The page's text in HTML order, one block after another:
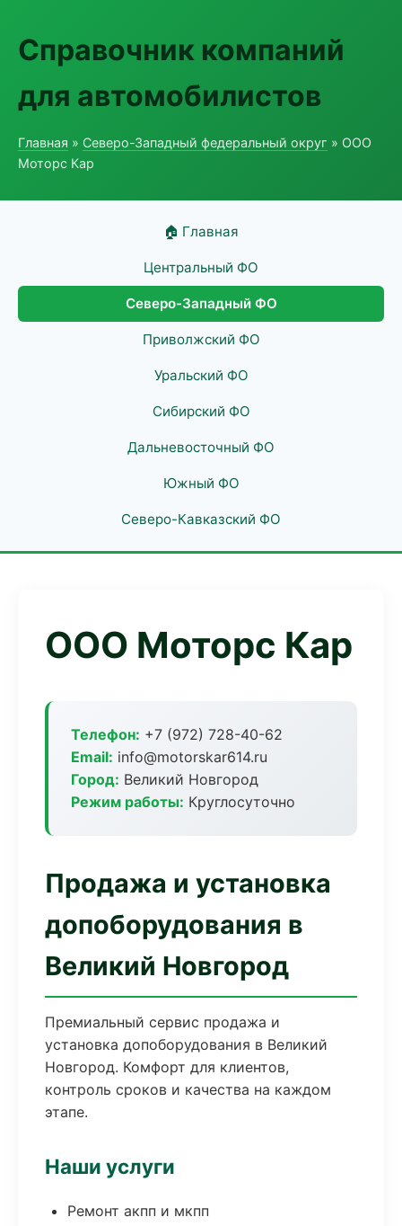
Справочник компаний
для автомобилистов
Главная » Северо-Западный федеральный округ » ООО
Моторс Кар
🏠 Главная
Центральный ФО
Северо-Западный ФО
Приволжский ФО
Уральский ФО
Сибирский ФО
Дальневосточный ФО
Южный ФО
Северо-Кавказский ФО
ООО Моторс Кар
Телефон: +7 (972) 728-40-62
Email: info@motorskar614.ru
Город: Великий Новгород
Режим работы: Круглосуточно
Продажа и установка
допоборудования в
Великий Новгород
Премиальный сервис продажа и
установка допоборудования в Великий
Новгород. Комфорт для клиентов,
контроль сроков и качества на каждом
этапе.
Наши услуги
Ремонт акпп и мкпп